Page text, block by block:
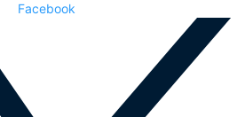
Facebook